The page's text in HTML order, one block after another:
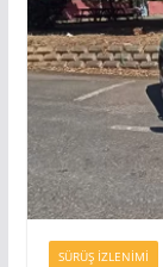
SÜRÜŞ İZLENIMI